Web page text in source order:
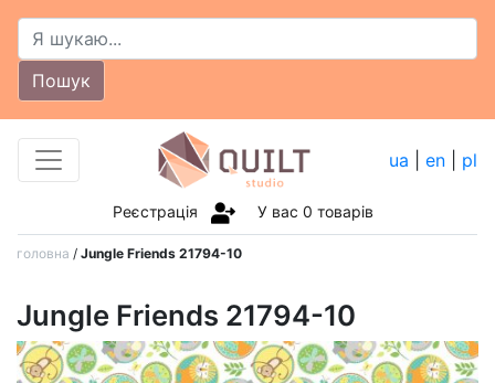
Пошук
ua en pl
Реєстрація У вас 0 товарів
головна / Jungle Friends 21794-10
Jungle Friends 21794-10